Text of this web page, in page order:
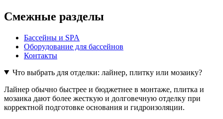
Смежные разделы
Бассейны и SPA
Оборудование для бассейнов
Контакты
Что выбрать для отделки: лайнер, плитку или мозаику?
Лайнер обычно быстрее и бюджетнее в монтаже, плитка и
мозаика дают более жесткую и долговечную отделку при
корректной подготовке основания и гидроизоляции.